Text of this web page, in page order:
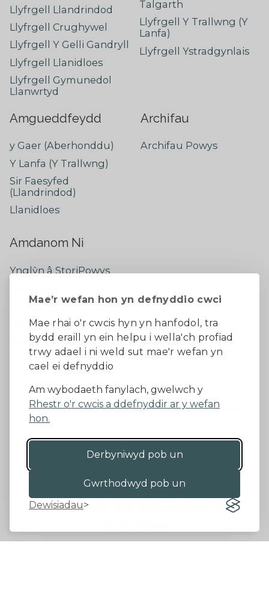
Mae’r wefan hon yn defnyddio cwci
Mae rhai o'r cwcis hyn yn hanfodol, tra
bydd eraill yn ein helpu i wella'ch profiad
trwy adael i ni weld sut mae'r wefan yn
cael ei defnyddio
Am wybodaeth fanylach, gwelwch y
Rhestr o'r cwcis a ddefnyddir ar y wefan
hon.
Derbyniwyd pob un
Gwrthodwyd pob un
Dewisiadau
Llyfrgell Llandrindod
Llyfrgell Crughywel
Llyfrgell Y Gelli Gandryll
Llyfrgell Llanidloes
Llyfrgell Gymunedol
Llanwrtyd
Talgarth
Llyfrgell Y Trallwng (Y
Lanfa)
Llyfrgell Ystradgynlais
Amgueddfeydd
y Gaer (Aberhonddu)
Y Lanfa (Y Trallwng)
Sir Faesyfed
(Llandrindod)
Llanidloes
Archifau
Archifau Powys
Amdanom Ni
Ynglŷn â StoriPowys
Newyddion Diweddaraf
Dywedwch eich barn
Facebook
Datganiad Hygyrchedd
Diogelu Data a Phreifatrwydd
Telerau ac amodau
©2026 - Cyngor Sir Powys